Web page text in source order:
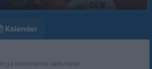
Kalender
Inga kommande aktiviteter